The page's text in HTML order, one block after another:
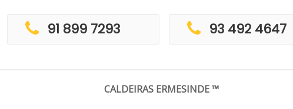
91 899 7293 93 492 4647
CALDEIRAS ERMESINDE ™